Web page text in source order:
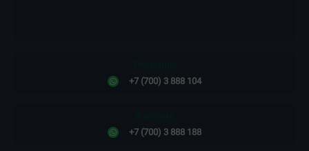
Редакция:
Жарнама: